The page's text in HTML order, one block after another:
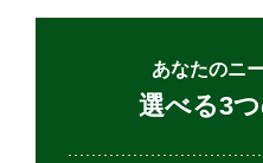
あなたのニ
選べる3